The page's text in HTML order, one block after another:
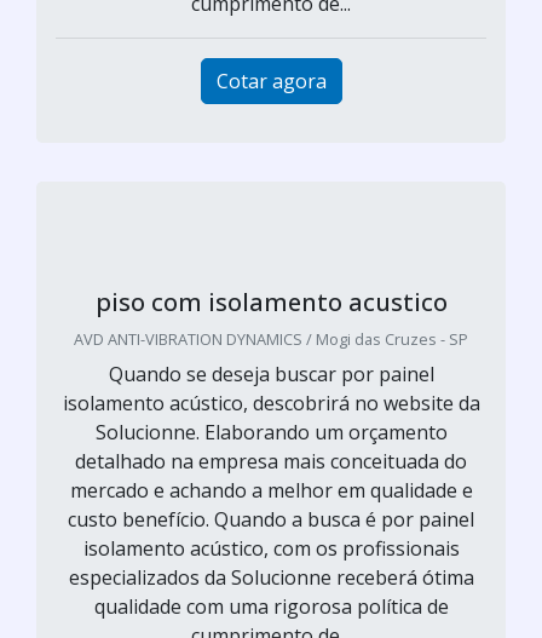
Cotar agora
piso com isolamento acustico
AVD ANTI-VIBRATION DYNAMICS / Mogi das Cruzes - SP
Quando se deseja buscar por painel
isolamento acústico, descobrirá no website da
Solucionne. Elaborando um orçamento
detalhado na empresa mais conceituada do
mercado e achando a melhor em qualidade e
custo benefício. Quando a busca é por painel
isolamento acústico, com os profissionais
especializados da Solucionne receberá ótima
qualidade com uma rigorosa política de